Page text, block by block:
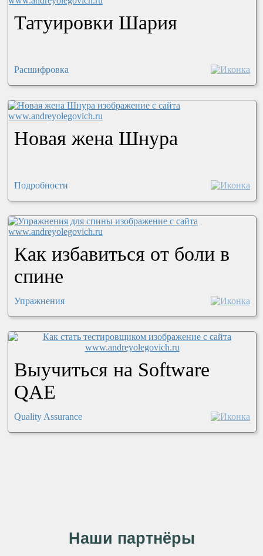
Татуировки Шария
Расшифровка
Новая жена Шнура
Подробности
Как избавиться от боли в
спине
Упражнения
Выучиться на Software
QAE
Quality Assurance
Наши партнёры